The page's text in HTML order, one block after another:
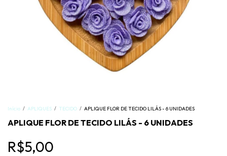
Início / APLIQUES / TECIDO / APLIQUE FLOR DE TECIDO LILÁS - 6 UNIDADES
APLIQUE FLOR DE TECIDO LILÁS - 6 UNIDADES
R$5,00